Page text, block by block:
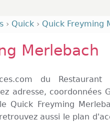
› Quick › Quick Freyming
Merlebach
du Restaurant
adresse, coordonnées
Quick Freyming
aussi le plan